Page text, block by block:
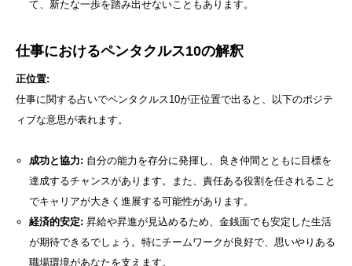
て、新たな一歩を踏み出せないこともあります。
仕事におけるペンタクルス10の解釈
正位置:
仕事に関する占いでペンタクルス10が正位置で出ると、以下のポジテ
ィブな意思が表れます。
成功と協力: 自分の能力を存分に発揮し、良き仲間とともに目標を
達成するチャンスがあります。また、責任ある役割を任されること
でキャリアが大きく進展する可能性があります。
経済的安定: 昇給や昇進が見込めるため、金銭面でも安定した生活
が期待できるでしょう。特にチームワークが良好で、思いやりある
職場環境があなたを支えます。